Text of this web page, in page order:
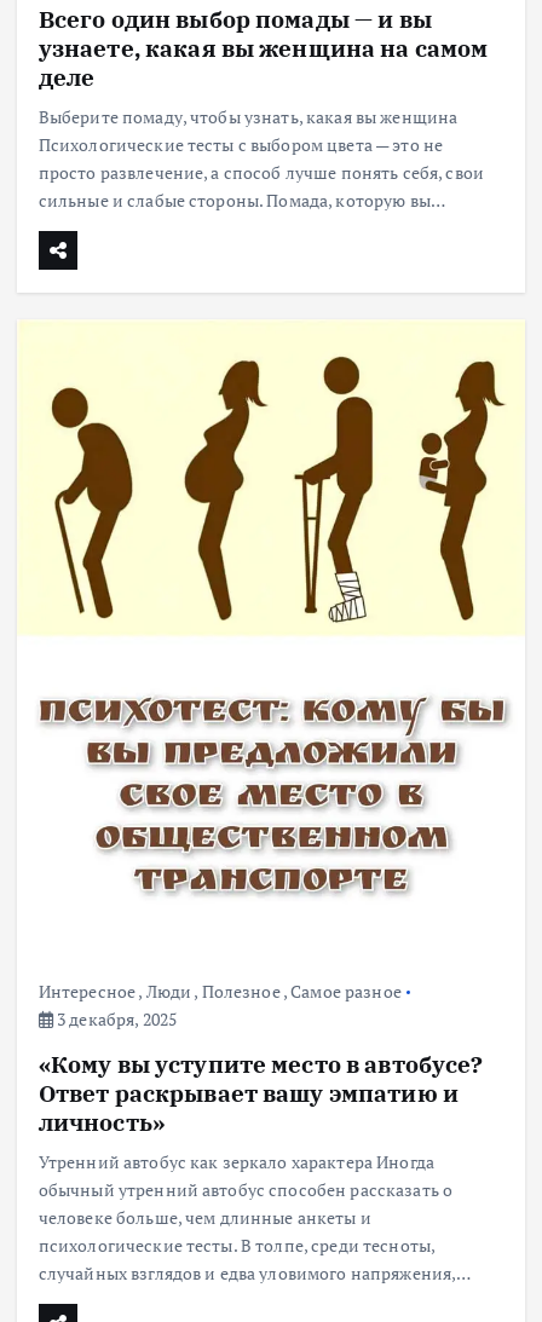
Всего один выбор помады — и вы
узнаете, какая вы женщина на самом
деле
Выберите помаду, чтобы узнать, какая вы женщина
Психологические тесты с выбором цвета — это не
просто развлечение, а способ лучше понять себя, свои
сильные и слабые стороны. Помада, которую вы…
Интересное, Люди , Полезное,Самое разное
3 декабря, 2025
«Кому вы уступите место в автобусе?
Ответ раскрывает вашу эмпатию и
личность»
Утренний автобус как зеркало характера Иногда
обычный утренний автобус способен рассказать о
человеке больше, чем длинные анкеты и
психологические тесты. В толпе, среди тесноты,
случайных взглядов и едва уловимого напряжения,…